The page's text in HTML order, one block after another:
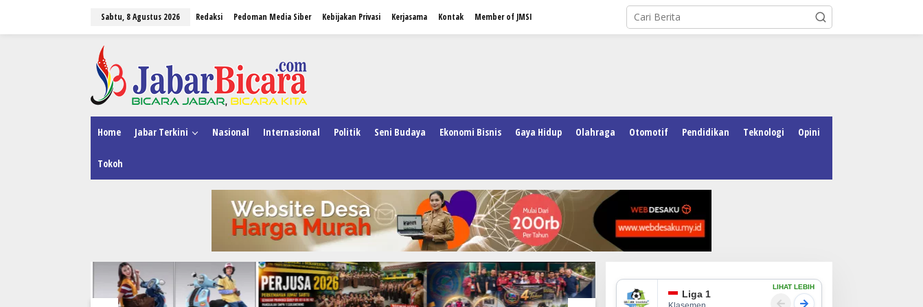
Sabtu, 8 Agustus 2026 Redaksi Pedoman Media Siber Kebijakan Privasi Kerjasama Kontak Member of JMSI
Home Jabar Terkini Nasional Internasional Politik Seni Budaya Ekonomi Bisnis Gaya Hidup Olahraga Otomotif Pendidikan Teknologi Opini
Tokoh
Liga 1
LIHAT LEBIH